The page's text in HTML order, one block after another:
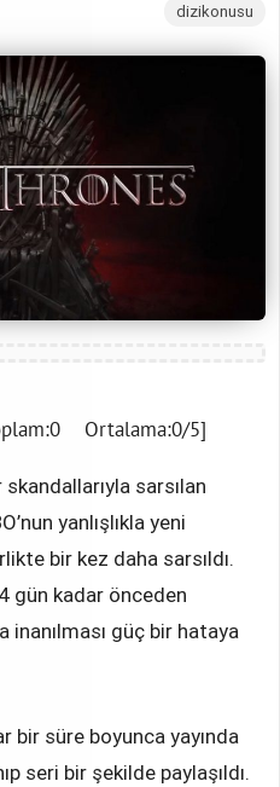
dizikonusu
Ortalama:0/5]
sarsılan
yanlışlıkla yeni
bir kez daha sarsıldı.
gün kadar önceden
inanılması güç bir hataya
bir süre boyunca yayında
seri bir şekilde paylaşıldı.